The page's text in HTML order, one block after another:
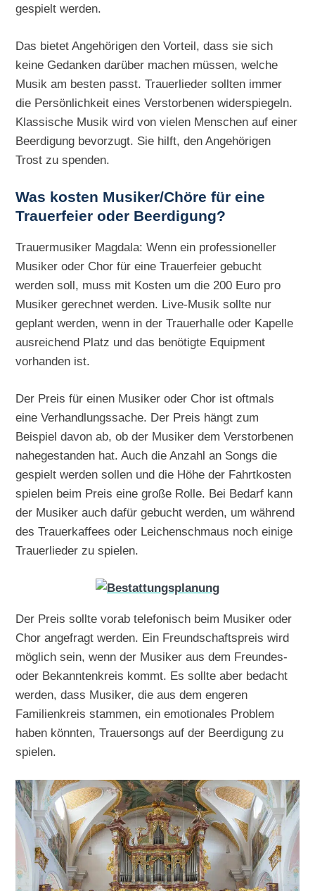
gespielt werden.
Das bietet Angehörigen den Vorteil, dass sie sich
keine Gedanken darüber machen müssen, welche
Musik am besten passt. Trauerlieder sollten immer
die Persönlichkeit eines Verstorbenen widerspiegeln.
Klassische Musik wird von vielen Menschen auf einer
Beerdigung bevorzugt. Sie hilft, den Angehörigen
Trost zu spenden.
Was kosten Musiker/Chöre für eine
Trauerfeier oder Beerdigung?
Trauermusiker Magdala: Wenn ein professioneller
Musiker oder Chor für eine Trauerfeier gebucht
werden soll, muss mit Kosten um die 200 Euro pro
Musiker gerechnet werden. Live-Musik sollte nur
geplant werden, wenn in der Trauerhalle oder Kapelle
ausreichend Platz und das benötigte Equipment
vorhanden ist.
Der Preis für einen Musiker oder Chor ist oftmals
eine Verhandlungssache. Der Preis hängt zum
Beispiel davon ab, ob der Musiker dem Verstorbenen
nahegestanden hat. Auch die Anzahl an Songs die
gespielt werden sollen und die Höhe der Fahrtkosten
spielen beim Preis eine große Rolle. Bei Bedarf kann
der Musiker auch dafür gebucht werden, um während
des Trauerkaffees oder Leichenschmaus noch einige
Trauerlieder zu spielen.
Der Preis sollte vorab telefonisch beim Musiker oder
Chor angefragt werden. Ein Freundschaftspreis wird
möglich sein, wenn der Musiker aus dem Freundes-
oder Bekanntenkreis kommt. Es sollte aber bedacht
werden, dass Musiker, die aus dem engeren
Familienkreis stammen, ein emotionales Problem
haben könnten, Trauersongs auf der Beerdigung zu
spielen.